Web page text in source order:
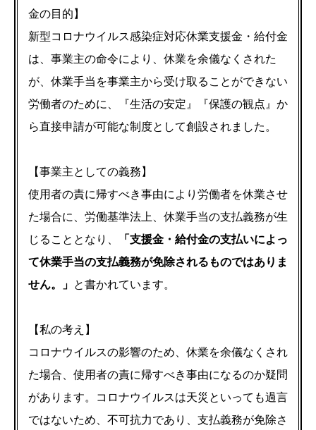
金の目的】
​新型コロナウイルス感染症対応休業支援金・給付金
は、事業主の命令により、休業を余儀なくされた
が、休業手当を事業主から受け取ることができない
労働者のために、『生活の安定』『保護の観点』か
ら直接申請が可能な制度として創設されました。
【事業主としての義務】
使用者の責に帰すべき事由により労働者を休業させ
た場合に、労働基準法上、休業手当の支払義務が生
じることとなり、
「支援金・給付金の支払いによっ
て休業手当の支払義務が免除されるものではありま
せん。」 と書かれています。
【私の考え】
コロナウイルスの影響のため、休業を余儀なくされ
た場合、使用者の責に帰すべき事由になるのか疑問
があります。コロナウイルスは天災といっても過言
ではないため、不可抗力であり、支払義務が免除さ